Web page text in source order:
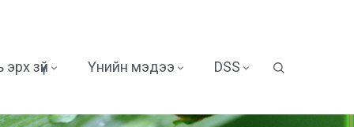
эрх зүй Үнийн мэдээ DSS